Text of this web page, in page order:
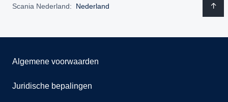
Scania Nederland: Nederland
Algemene voorwaarden
Juridische bepalingen